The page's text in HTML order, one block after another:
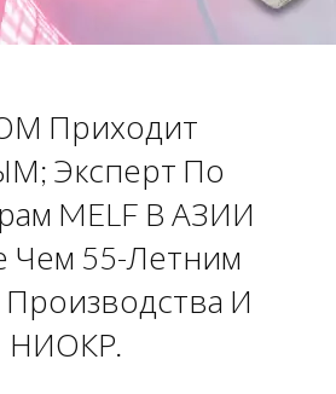
Приходит
Эксперт По
MELF В АЗИИ
Чем 55-Летним
И
НИОКР.